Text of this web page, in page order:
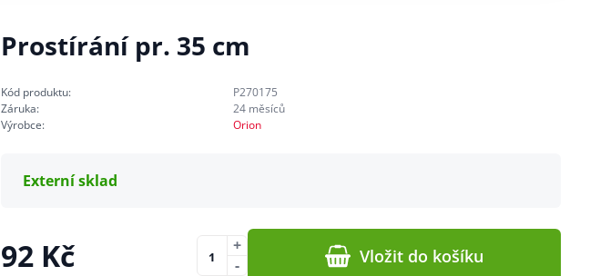
Prostírání pr. 35 cm
Kód produktu:
P270175
Záruka:
24 měsíců
Výrobce:
Orion
Externí sklad
92 Kč -
+ Vložit do košíku